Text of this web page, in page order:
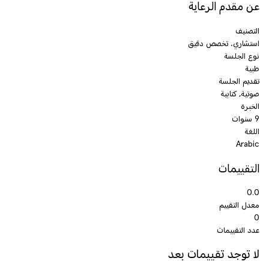
عن مقدم الرعاية
التصنيف
استشاري، تخصص دقيق
نوع الجلسة
طبية
تقديم الجلسة
صوتية, كتابية
الخبرة
9 سنوات
اللغة
Arabic
التقييمات
0.0
معدل التقييم
0
عدد التقييمات
لا توجد تقييمات بعد